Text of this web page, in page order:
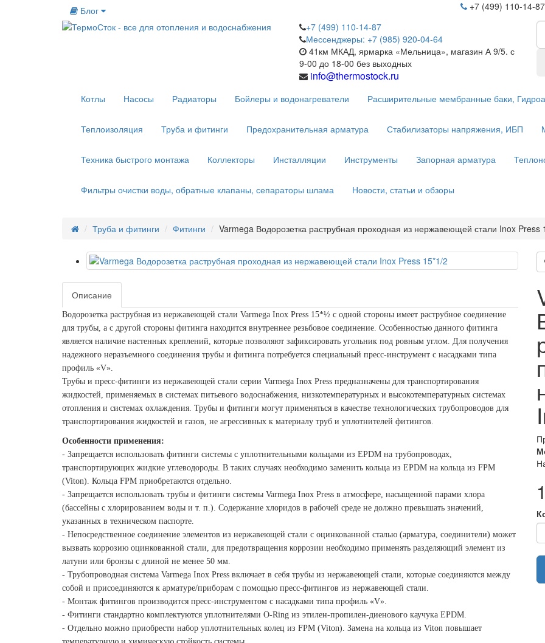
Блог +7 (499) 110-14-87
+7 (499) 110-14-87
Мессенджеры: +7 (985) 920-04-64
41км МКАД, ярмарка «Мельница», магазин А 9/5. с
9-00 до 18-00 без выходных
info@thermostock.ru
Котлы Насосы Радиаторы Бойлеры и водонагреватели Расширительные мембранные баки,
Теплоизоляция Труба и фитинги Предохранительная арматура Стабилизаторы напряжения, ИБП
Техника быстрого монтажа Коллекторы Инсталляции Инструменты Запорная арматура
Фильтры очистки воды, обратные клапаны, сепараторы шлама Новости, статьи и обзоры
Труба и фитинги Фитинги Varmega Водорозетка раструбная проходная из нержавеющей стали Inox Press
Описание
Водорозетка раструбная из нержавеющей стали Varmega Inox Press 15*½ с одной стороны имеет раструбное соединение
для трубы, а с другой стороны фитинга находится внутреннее резьбовое соединение. Особенностью данного фитинга
является наличие настенных креплений, которые позволяют зафиксировать угольник под ровным углом. Для получения
надежного неразъемного соединения трубы и фитинга потребуется специальный пресс-инструмент с насадками типа
профиль «V».
Трубы и пресс-фитинги из нержавеющей стали серии Varmega Inox Press предназначены для транспортирования
жидкостей, применяемых в системах питьевого водоснабжения, низкотемпературных и высокотемпературных системах
отопления и системах охлаждения. Трубы и фитинги могут применяться в качестве технологических трубопроводов для
транспортирования жидкостей и газов, не агрессивных к материалу труб и уплотнителей фитингов.
Особенности применения:
- Запрещается использовать фитинги системы с уплотнительными кольцами из EPDM на трубопроводах,
транспортирующих жидкие углеводороды. В таких случаях необходимо заменить кольца из EPDM на кольца из FPM
(Viton). Кольца FPM приобретаются отдельно.
- Запрещается использовать трубы и фитинги системы Varmega Inox Press в атмосфере, насыщенной парами хлора
(бассейны с хлорированием воды и т. п.). Содержание хлоридов в рабочей среде не должно превышать значений,
указанных в техническом паспорте.
- Непосредственное соединение элементов из нержавеющей стали с оцинкованной сталью (арматура, соединители) может
вызвать коррозию оцинкованной стали, для предотвращения коррозии необходимо применять разделяющий элемент из
латуни или бронзы с длиной не менее 50 мм.
- Трубопроводная система Varmega Inox Press включает в себя трубы из нержавеющей стали, которые соединяются между
собой и присоединяются к арматуре/приборам с помощью пресс-фитингов из нержавеющей стали.
- Монтаж фитингов производится пресс-инструментом с насадками типа профиль «V».
- Фитинги стандартно комплектуются уплотнителями O-Ring из этилен-пропилен-диенового каучука EPDM.
- Отдельно можно приобрести набор уплотнительных колец из FPM (Viton). Замена на кольца из Viton повышает